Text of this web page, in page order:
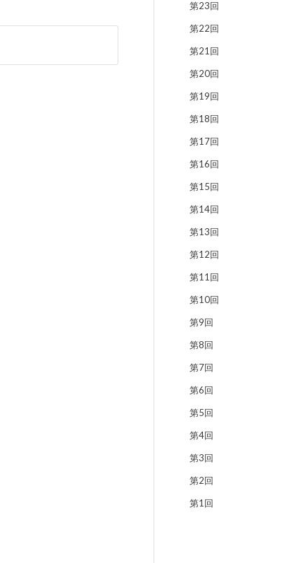
第23回
第22回
第21回
第20回
第19回
第18回
第17回
第16回
第15回
第14回
第13回
第12回
第11回
第10回
第9回
第8回
第7回
第6回
第5回
第4回
第3回
第2回
第1回